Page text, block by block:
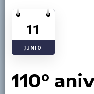
11
JUNIO
110°